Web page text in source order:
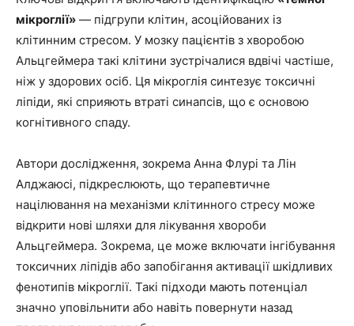
мікроглії» — підгрупи клітин, асоційованих із
клітинним стресом. У мозку пацієнтів з хворобою
Альцгеймера такі клітини зустрічалися вдвічі частіше,
ніж у здорових осіб. Ця мікроглія синтезує токсичні
ліпіди, які сприяють втраті синапсів, що є основою
когнітивного спаду.
Автори дослідження, зокрема Анна Флурі та Лін
Алджаюсі, підкреслюють, що терапевтичне
націлювання на механізми клітинного стресу може
відкрити нові шляхи для лікування хвороби
Альцгеймера. Зокрема, це може включати інгібування
токсичних ліпідів або запобігання активації шкідливих
фенотипів мікроглії. Такі підходи мають потенціал
значно уповільнити або навіть повернути назад